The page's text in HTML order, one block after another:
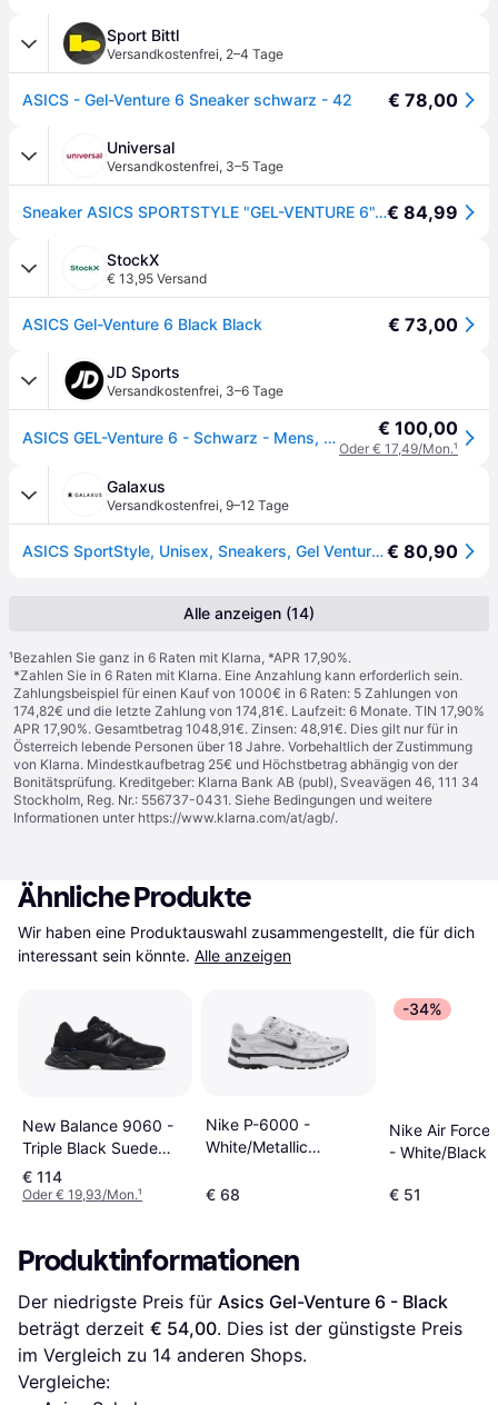
Sport Bittl
Versandkostenfrei, 2–4 Tage
ASICS - Gel-Venture 6 Sneaker schwarz - 42 € 78,00
Universal
Versandkostenfrei, 3–5 Tage
Sneaker ASICS SPORTSTYLE "GEL-VENTURE 6", Mädchen, Gr. 39, schwarz, Synthetik, Textil, mehrfarbig, Schuhe Sneaker€ 84,99
StockX
€ 13,95 Versand
ASICS Gel-Venture 6 Black Black € 73,00
JD Sports
Versandkostenfrei, 3–6 Tage
ASICS GEL-Venture 6 - Schwarz - Mens, Schwarz - 42 € 100,00
Oder € 17,49/Mon.¹
Galaxus
Versandkostenfrei, 9–12 Tage
ASICS SportStyle, Unisex, Sneakers, Gel Venture 6, Schwarz, (42.5)€ 80,90
Alle anzeigen (14)
¹Bezahlen Sie ganz in 6 Raten mit Klarna, *APR 17,90%.
*Zahlen Sie in 6 Raten mit Klarna. Eine Anzahlung kann erforderlich sein.
Zahlungsbeispiel für einen Kauf von 1000€ in 6 Raten: 5 Zahlungen von
174,82€ und die letzte Zahlung von 174,81€. Laufzeit: 6 Monate. TIN 17,90%
APR 17,90%. Gesamtbetrag 1048,91€. Zinsen: 48,91€. Dies gilt nur für in
Österreich lebende Personen über 18 Jahre. Vorbehaltlich der Zustimmung
von Klarna. Mindestkaufbetrag 25€ und Höchstbetrag abhängig von der
Bonitätsprüfung. Kreditgeber: Klarna Bank AB (publ), Sveavägen 46, 111 34
Stockholm, Reg. Nr.: 556737-0431. Siehe Bedingungen und weitere
Informationen unter https://www.klarna.com/at/agb/.
Ähnliche Produkte
Wir haben eine Produktauswahl zusammengestellt, die für dich
interessant sein könnte. Alle anzeigen
New Balance 9060 -
Triple Black Suede
U9060BPM
€ 114
Oder € 19,93/Mon.¹
Nike P-6000 -
White/Metallic
€ 68
-34%
Nike Air Force
- White/Black
€ 51
Produktinformationen
Der niedrigste Preis für Asics Gel-Venture 6 - Black
beträgt derzeit € 54,00. Dies ist der günstigste Preis
im Vergleich zu 14 anderen Shops.
Vergleiche: